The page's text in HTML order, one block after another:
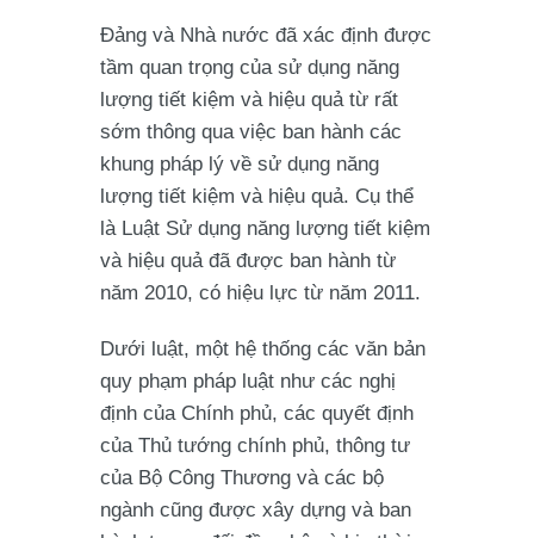
Đảng và Nhà nước đã xác định được
tầm quan trọng của sử dụng năng
lượng tiết kiệm và hiệu quả từ rất
sớm thông qua việc ban hành các
khung pháp lý về sử dụng năng
lượng tiết kiệm và hiệu quả. Cụ thể
là Luật Sử dụng năng lượng tiết kiệm
và hiệu quả đã được ban hành từ
năm 2010, có hiệu lực từ năm 2011.
Dưới luật, một hệ thống các văn bản
quy phạm pháp luật như các nghị
định của Chính phủ, các quyết định
của Thủ tướng chính phủ, thông tư
của Bộ Công Thương và các bộ
ngành cũng được xây dựng và ban